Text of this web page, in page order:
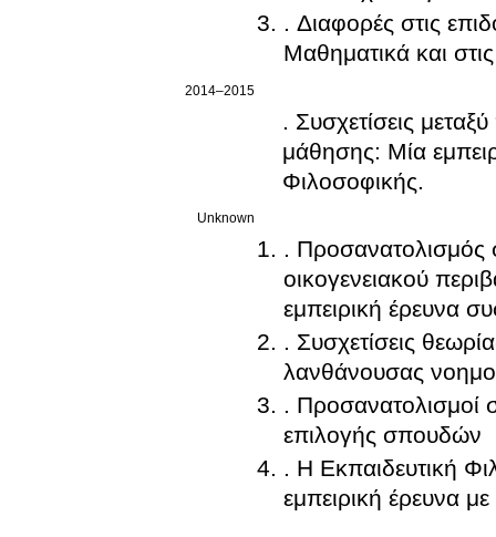
. Διαφορές στις
Μαθηματικά και
2014–2015
. Συσχετίσεις
μάθησης: Μία
Φιλοσοφικής.
Unknown
. Προσανατολισμός
οικογενειακού
εμπειρική έρευνα
. Συσχετίσεις
λανθάνουσας
. Προσανατολισμοί
επιλογής σπουδών
. Η Εκπαιδευτική
εμπειρική έρευνα